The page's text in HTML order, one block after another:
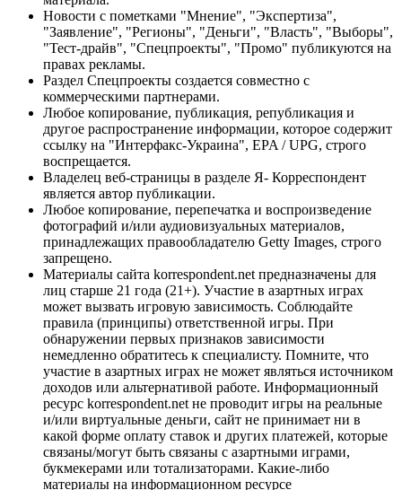
Новости с пометками "Мнение", "Экспертиза",
"Заявление", "Регионы", "Деньги", "Власть", "Выборы",
"Тест-драйв", "Спецпроекты", "Промо" публикуются на
правах рекламы.
Раздел Спецпроекты создается совместно с
коммерческими партнерами.
Любое копирование, публикация, републикация и
другое распространение информации, которое содержит
ссылку на "Интерфакс-Украина", EPA / UPG, строго
воспрещается.
Владелец веб-страницы в разделе Я- Корреспондент
является автор публикации.
Любое копирование, перепечатка и воспроизведение
фотографий и/или аудиовизуальных материалов,
принадлежащих правообладателю Getty Images, строго
запрещено.
Материалы сайта korrespondent.net предназначены для
лиц старше 21 года (21+). Участие в азартных играх
может вызвать игровую зависимость. Соблюдайте
правила (принципы) ответственной игры. При
обнаружении первых признаков зависимости
немедленно обратитесь к специалисту. Помните, что
участие в азартных играх не может являться источником
доходов или альтернативой работе. Информационный
ресурс korrespondent.net не проводит игры на реальные
и/или виртуальные деньги, сайт не принимает ни в
какой форме оплату ставок и других платежей, которые
связаны/могут быть связаны с азартными играми,
букмекерами или тотализаторами. Какие-либо
материалы на информационном ресурсе